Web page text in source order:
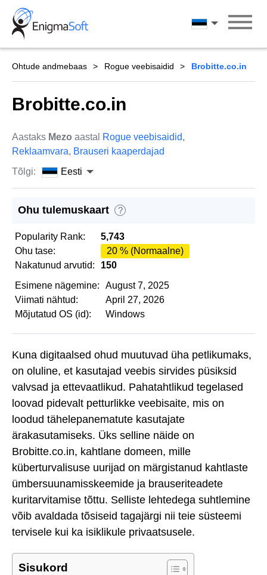
Skip
content
Eesti
Ohtude andmebaas Rogue veebisaidid Brobitte.co.in
Brobitte.co.in
Aastaks Mezo aastal Rogue veebisaidid,
Reklaamvara, Brauseri kaaperdajad
Tõlgi:
Eesti
Ohu tulemuskaart ?
Popularity Rank:
5,743
Ohu tase:
20 % (Normaalne)
Nakatunud arvutid:
150
Esimene nägemine:
August 7, 2025
Viimati nähtud:
April 27, 2026
Mõjutatud OS (id):
Windows
Kuna digitaalsed ohud muutuvad üha petlikumaks,
on oluline, et kasutajad veebis sirvides püsiksid
valvsad ja ettevaatlikud. Pahatahtlikud tegelased
loovad pidevalt petturlikke veebisaite, mis on
loodud tähelepanematute kasutajate
ärakasutamiseks. Üks selline näide on
Brobitte.co.in, kahtlane domeen, mille
küberturvalisuse uurijad on märgistanud kahtlaste
ümbersuunamisskeemide ja brauseriteadete
kuritarvitamise tõttu. Selliste lehtedega suhtlemine
võib avaldada tõsiseid tagajärgi nii teie süsteemi
tervisele kui ka isiklikule privaatsusele.
Sisukord